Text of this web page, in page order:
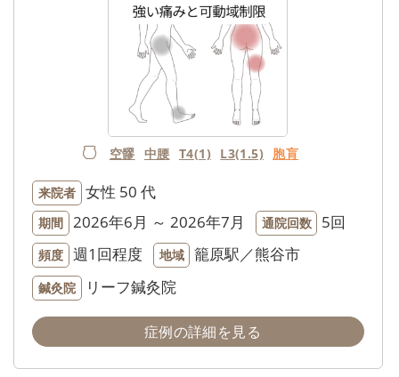
空髎 中腰 T4(1) L3(1.5) 胞肓
来院者 女性 50 代
期間 2026年6月 ～ 2026年7月 通院回数 5回
頻度 週1回程度 地域 籠原駅／熊谷市
鍼灸院 リーフ鍼灸院
症例の詳細を見る